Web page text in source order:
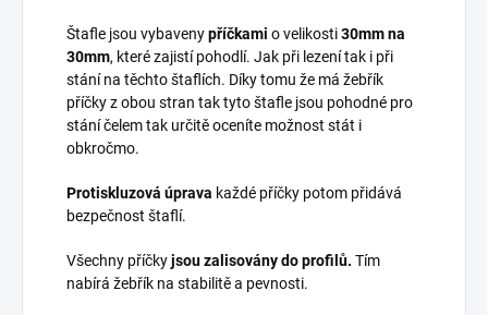
Štafle jsou vybavenypříčkami o velikosti30mm na
30mm, které zajistí pohodlí. Jak při lezení tak i při
stání na těchto štaflích. Díky tomu že má žebřík
příčky z obou stran tak tyto štafle jsou pohodné pro
stání čelem tak určitě oceníte možnost stát i
obkročmo.
Protiskluzová úprava každé příčky potom přidává
bezpečnost štaflí.
Všechny příčkyjsou zalisovány do profilů. Tím
nabírá žebřík na stabilitě a pevnosti.